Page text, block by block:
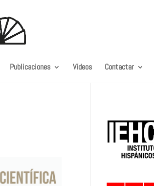
Publicaciones Vídeos Contactar